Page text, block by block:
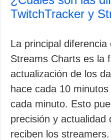
TwitchTracker y
La principal
Streams Charts es la
actualización de los
hace cada 10
cada minuto. Esto
precisión y actualidad
reciben los streamers.